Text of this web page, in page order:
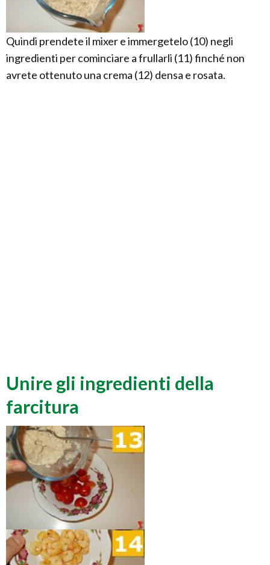
Quindi prendete il mixer e immergetelo (10) negli
ingredienti per cominciare a frullarli (11) finché non
avrete ottenuto una crema (12) densa e rosata.
Unire gli ingredienti della
farcitura